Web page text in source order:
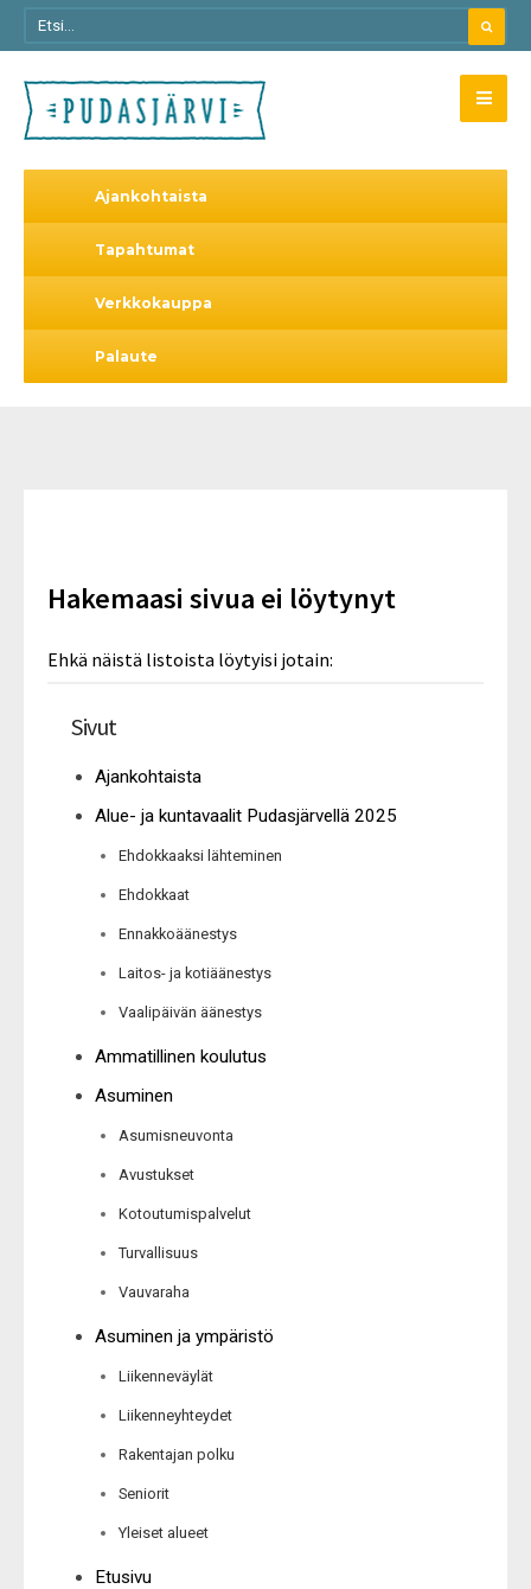
Ajankohtaista
Tapahtumat
Verkkokauppa
Palaute
Hakemaasi sivua ei löytynyt
Ehkä näistä listoista löytyisi jotain:
Sivut
Ajankohtaista
Alue- ja kuntavaalit Pudasjärvellä 2025
Ehdokkaaksi lähteminen
Ehdokkaat
Ennakkoäänestys
Laitos- ja kotiäänestys
Vaalipäivän äänestys
Ammatillinen koulutus
Asuminen
Asumisneuvonta
Avustukset
Kotoutumispalvelut
Turvallisuus
Vauvaraha
Asuminen ja ympäristö
Liikenneväylät
Liikenneyhteydet
Rakentajan polku
Seniorit
Yleiset alueet
Etusivu